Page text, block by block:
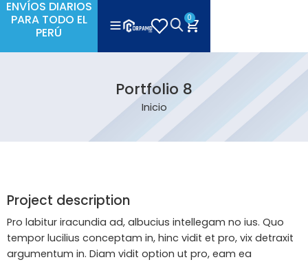
ENVÍOS DIARIOS
PARA TODO EL
PERÚ
0
Portfolio 8
Inicio
Project description
Pro labitur iracundia ad, albucius intellegam no ius. Quo
tempor lucilius conceptam in, hinc vidit et pro, vix detraxit
argumentum in. Diam vidit option ut pro, eam ea